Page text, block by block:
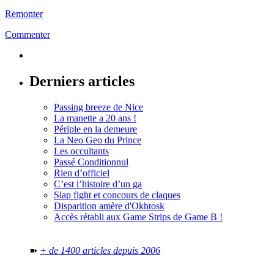
Remonter
Commenter
Derniers articles
Passing breeze de Nice
La manette a 20 ans !
Périple en la demeure
La Neo Geo du Prince
Les occultants
Passé Conditionnul
Rien d’officiel
C’est l’histoire d’un ga
Slap fight et concours de claques
Disparition amère d'Okhtosk
Accès rétabli aux Game Strips de Game B !
➽ + de 1400 articles depuis 2006